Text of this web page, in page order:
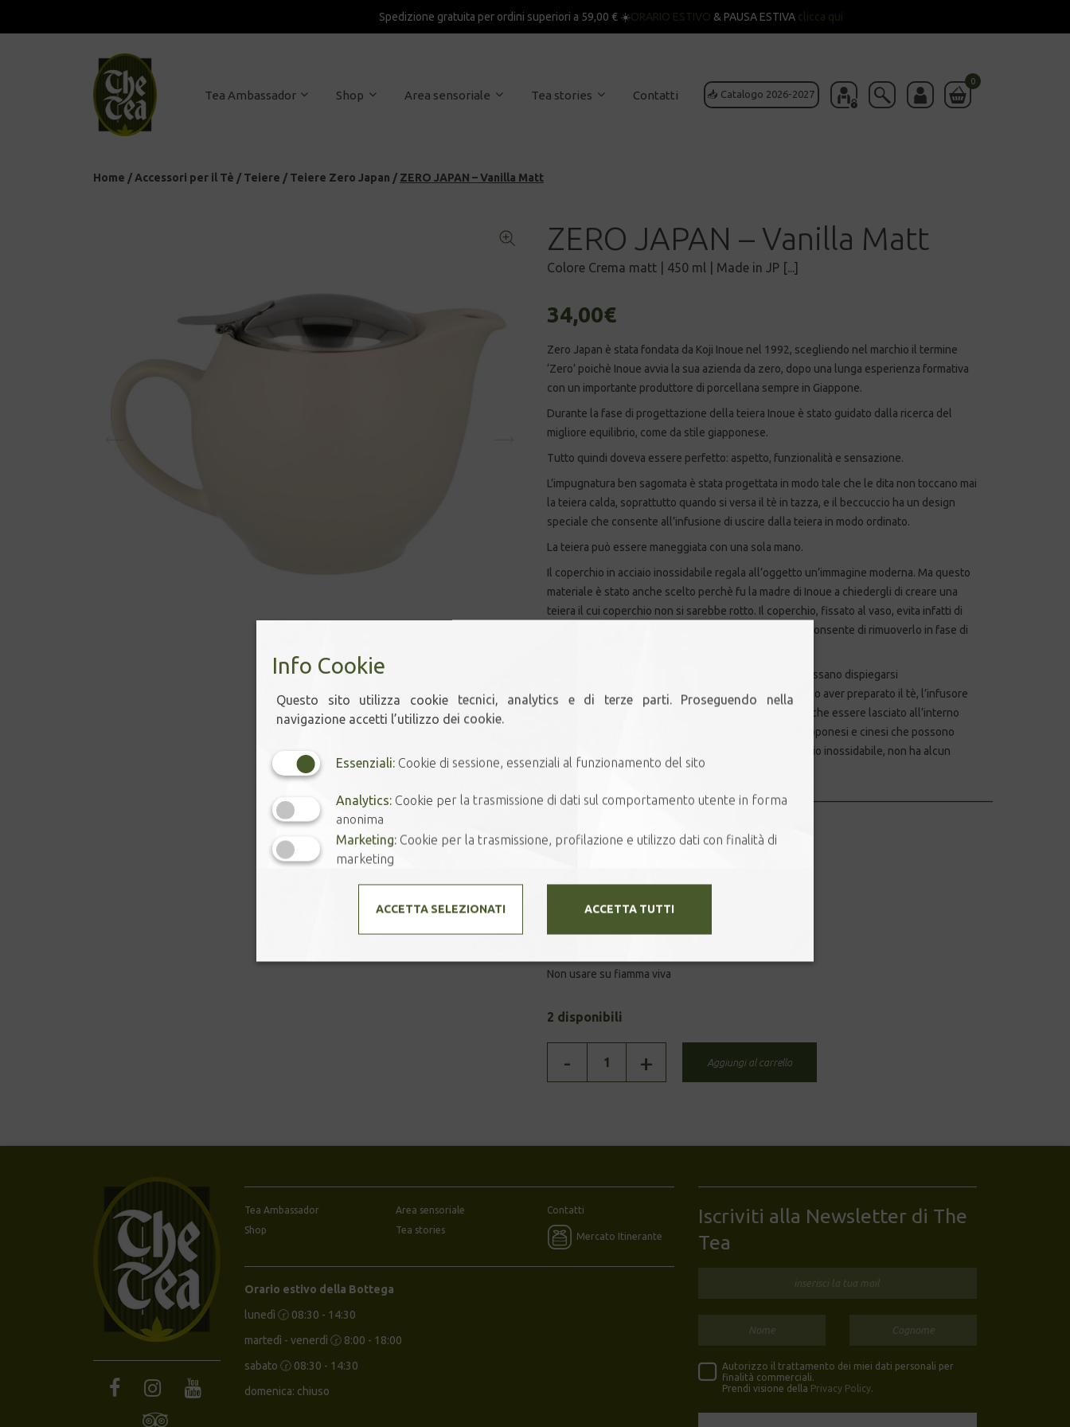
Spedizione gratuita per ordini superiori a 59,00 € ☀️ORARIO ESTIVO & PAUSA ESTIVA clicca qui
📥 Catalogo 2026-2027
0
Tea Ambassador Shop Area sensoriale Tea stories Contatti
Home / Accessori per il Tè / Teiere / Teiere Zero Japan / ZERO JAPAN – Vanilla Matt
ZERO JAPAN – Vanilla Matt
Colore Crema matt | 450 ml | Made in JP [...]
34,00€
Zero Japan è stata fondata da Koji Inoue nel 1992, scegliendo nel marchio il termine
‘Zero’ poichè Inoue avvia la sua azienda da zero, dopo una lunga esperienza formativa
con un importante produttore di porcellana sempre in Giappone.
Durante la fase di progettazione della teiera Inoue è stato guidato dalla ricerca del
migliore equilibrio, come da stile giapponese.
Tutto quindi doveva essere perfetto: aspetto, funzionalità e sensazione.
L’impugnatura ben sagomata è stata progettata in modo tale che le dita non toccano mai
la teiera calda, soprattutto quando si versa il tè in tazza, e il beccuccio ha un design
speciale che consente all’infusione di uscire dalla teiera in modo ordinato.
La teiera può essere maneggiata con una sola mano.
Il coperchio in acciaio inossidabile regala all’oggetto un’immagine moderna. Ma questo
materiale è stato anche scelto perchè fu la madre di Inoue a chiedergli di creare una
teiera il cui coperchio non si sarebbe rotto. Il coperchio, fissato al vaso, evita infatti di
consente di rimuoverlo in fase di
L’infusore è ampio e profondo in modo che le foglie possano dispiegarsi
completamente e rilasciare il loro sapore e aroma. Dopo aver preparato il tè, l’infusore
può essere facilmente rimosso dalla teiera, ma può anche essere lasciato all’interno
dopo aver versato il tè. Ideale quindi nel caso di tè giapponesi e cinesi che possono
essere utilizzati per più infusi. Infine, prodotto in acciaio inossidabile, non ha alcun
impatto sul sapore del tè ed è facilissimo da pulire.
________________________________________________________________________________
Materiale di coperchio e infusore: acciaio inossidabile
Non usare su fiamma viva
2 disponibili
JAPAN
quantità
- + Aggiungi al carrello
Tea Ambassador
Shop
Area sensoriale
Tea stories
Contatti
Mercato Itinerante
Orario estivo della Bottega
lunedì 🕝 08:30 - 14:30
martedì - venerdì 🕝 8:00 - 18:00
sabato 🕝 08:30 - 14:30
domenica: chiuso
Iscriviti alla Newsletter di The
Tea
Autorizzo il trattamento dei miei dati personali per
finalità commerciali.
Prendi visione della Privacy Policy
Info Cookie
Questo sito utilizza cookie tecnici, analytics e di terze parti. Proseguendo nella
navigazione accetti l’utilizzo dei cookie.
Essenziali: Cookie di sessione, essenziali al funzionamento del sito
Analytics: Cookie per la trasmissione di dati sul comportamento utente in forma
anonima
Marketing: Cookie per la trasmissione, profilazione e utilizzo dati con finalità di
marketing
ACCETTA TUTTI
ACCETTA SELEZIONATI